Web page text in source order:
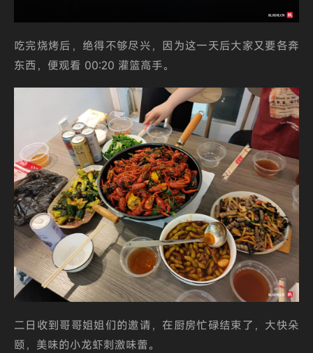
吃完烧烤后，绝得不够尽兴，因为这一天后大家又要各奔
东西，便观看 00:20 灌篮高手。
二日收到哥哥姐姐们的邀请，在厨房忙碌结束了，大快朵
颐，美味的小龙虾刺激味蕾。